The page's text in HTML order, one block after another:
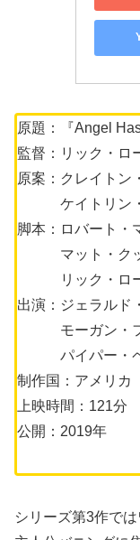
原題：『Angel
監督：リック・ロ
原案：クレイトン
ケイトリン・
脚本：ロバート・
マット・ク
リック・ロー
出演：ジェラルド
モーガン・フ
パイパー・ペ
制作国：アメリカ
上映時間：121分
公開：2019年
シリーズ第3作で